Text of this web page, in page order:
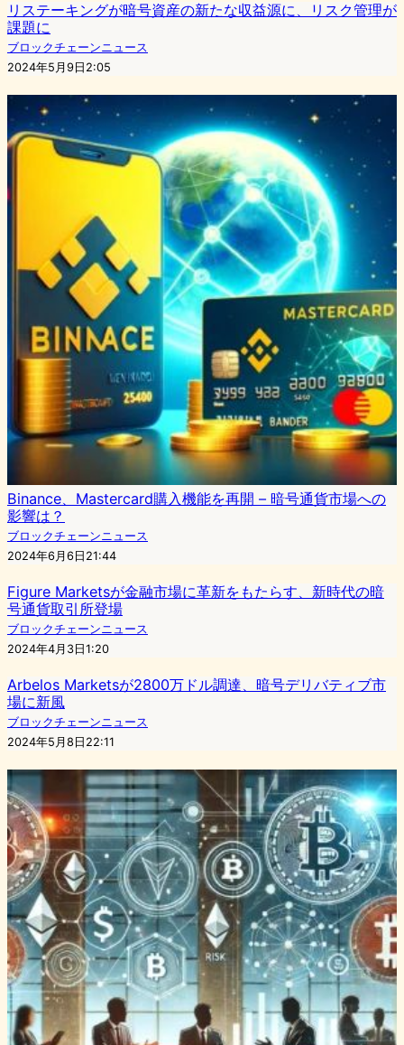
リステーキングが暗号資産の新たな収益源に、リスク管理が
課題に
ブロックチェーンニュース
2024年5月9日2:05
Binance、Mastercard購入機能を再開 – 暗号通貨市場への
影響は？
ブロックチェーンニュース
2024年6月6日21:44
Figure Marketsが金融市場に革新をもたらす、新時代の暗
号通貨取引所登場
ブロックチェーンニュース
2024年4月3日1:20
Arbelos Marketsが2800万ドル調達、暗号デリバティブ市
場に新風
ブロックチェーンニュース
2024年5月8日22:11